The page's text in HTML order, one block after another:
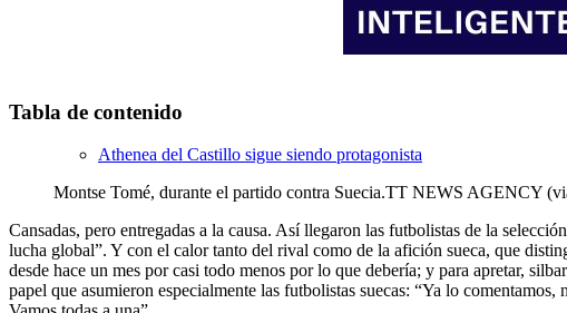
Tabla de contenido
Athenea del Castillo sigue siendo protagonista
Montse Tomé, durante el partido contra Suecia.TT NEWS AGENCY
Cansadas, pero entregadas a la causa. Así llegaron las futbolistas de la
lucha global”. Y con el calor tanto del rival como de la afición sueca, que
desde hace un mes por casi todo menos por lo que debería; y para apretar,
papel que asumieron especialmente las futbolistas suecas: “Ya lo